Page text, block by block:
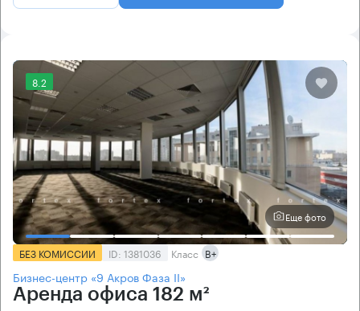
8.2
Еще фото
БЕЗ КОМИССИИ ID: 1381036 Класс B+
Бизнес-центр «9 Акров Фаза II»
Аренда офиса 182 м²